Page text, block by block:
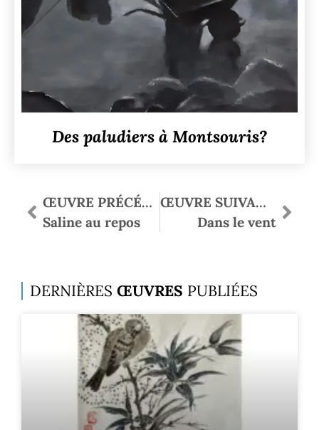
Des paludiers à Montsouris?
ŒUVRE PRÉCÉDENTE
Saline au repos
ŒUVRE SUIVANTE
Dans le vent
DERNIÈRES ŒUVRES PUBLIÉES